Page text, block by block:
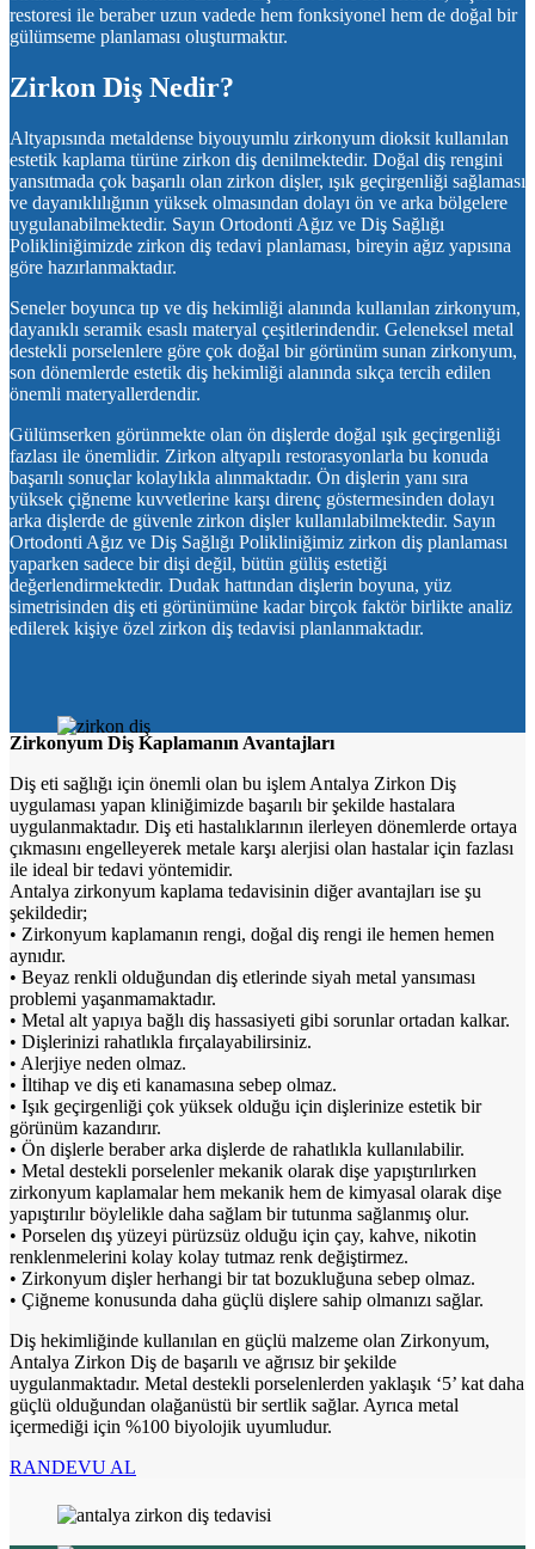
restoresi ile beraber uzun vadede hem fonksiyonel hem de doğal bir
gülümseme planlaması oluşturmaktır.
Zirkon Diş Nedir?
Altyapısında metaldense biyouyumlu zirkonyum dioksit kullanılan
estetik kaplama türüne zirkon diş denilmektedir. Doğal diş rengini
yansıtmada çok başarılı olan zirkon dişler, ışık geçirgenliği sağlaması
ve dayanıklılığının yüksek olmasından dolayı ön ve arka bölgelere
uygulanabilmektedir. Sayın Ortodonti Ağız ve Diş Sağlığı
Polikliniğimizde zirkon diş tedavi planlaması, bireyin ağız yapısına
göre hazırlanmaktadır.
Seneler boyunca tıp ve diş hekimliği alanında kullanılan zirkonyum,
dayanıklı seramik esaslı materyal çeşitlerindendir. Geleneksel metal
destekli porselenlere göre çok doğal bir görünüm sunan zirkonyum,
son dönemlerde estetik diş hekimliği alanında sıkça tercih edilen
önemli materyallerdendir.
Gülümserken görünmekte olan ön dişlerde doğal ışık geçirgenliği
fazlası ile önemlidir. Zirkon altyapılı restorasyonlarla bu konuda
başarılı sonuçlar kolaylıkla alınmaktadır. Ön dişlerin yanı sıra
yüksek çiğneme kuvvetlerine karşı direnç göstermesinden dolayı
arka dişlerde de güvenle zirkon dişler kullanılabilmektedir. Sayın
Ortodonti Ağız ve Diş Sağlığı Polikliniğimiz zirkon diş planlaması
yaparken sadece bir dişi değil, bütün gülüş estetiği
değerlendirmektedir. Dudak hattından dişlerin boyuna, yüz
simetrisinden diş eti görünümüne kadar birçok faktör birlikte analiz
edilerek kişiye özel zirkon diş tedavisi planlanmaktadır.
Zirkonyum Diş Kaplamanın Avantajları
Diş eti sağlığı için önemli olan bu işlem Antalya Zirkon Diş
uygulaması yapan kliniğimizde başarılı bir şekilde hastalara
uygulanmaktadır. Diş eti hastalıklarının ilerleyen dönemlerde ortaya
çıkmasını engelleyerek metale karşı alerjisi olan hastalar için fazlası
ile ideal bir tedavi yöntemidir.
Antalya zirkonyum kaplama tedavisinin diğer avantajları ise şu
şekildedir;
• Zirkonyum kaplamanın rengi, doğal diş rengi ile hemen hemen
aynıdır.
• Beyaz renkli olduğundan diş etlerinde siyah metal yansıması
problemi yaşanmamaktadır.
• Metal alt yapıya bağlı diş hassasiyeti gibi sorunlar ortadan kalkar.
• Dişlerinizi rahatlıkla fırçalayabilirsiniz.
• Alerjiye neden olmaz.
• İltihap ve diş eti kanamasına sebep olmaz.
• Işık geçirgenliği çok yüksek olduğu için dişlerinize estetik bir
görünüm kazandırır.
• Ön dişlerle beraber arka dişlerde de rahatlıkla kullanılabilir.
• Metal destekli porselenler mekanik olarak dişe yapıştırılırken
zirkonyum kaplamalar hem mekanik hem de kimyasal olarak dişe
yapıştırılır böylelikle daha sağlam bir tutunma sağlanmış olur.
• Porselen dış yüzeyi pürüzsüz olduğu için çay, kahve, nikotin
renklenmelerini kolay kolay tutmaz renk değiştirmez.
• Zirkonyum dişler herhangi bir tat bozukluğuna sebep olmaz.
• Çiğneme konusunda daha güçlü dişlere sahip olmanızı sağlar.
Diş hekimliğinde kullanılan en güçlü malzeme olan Zirkonyum,
Antalya Zirkon Diş de başarılı ve ağrısız bir şekilde
uygulanmaktadır. Metal destekli porselenlerden yaklaşık ‘5’ kat daha
güçlü olduğundan olağanüstü bir sertlik sağlar. Ayrıca metal
içermediği için %100 biyolojik uyumludur.
RANDEVU AL